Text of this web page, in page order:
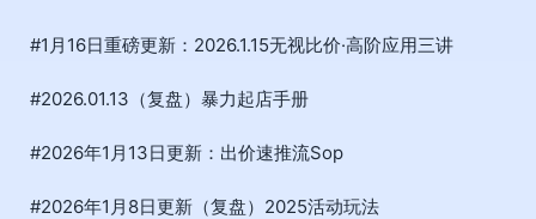
#1月16日重磅更新：2026.1.15无视比价·高阶应用三讲
#2026.01.13（复盘）暴力起店手册
#2026年1月13日更新：出价速推流Sop
#2026年1月8日更新（复盘）2025活动玩法